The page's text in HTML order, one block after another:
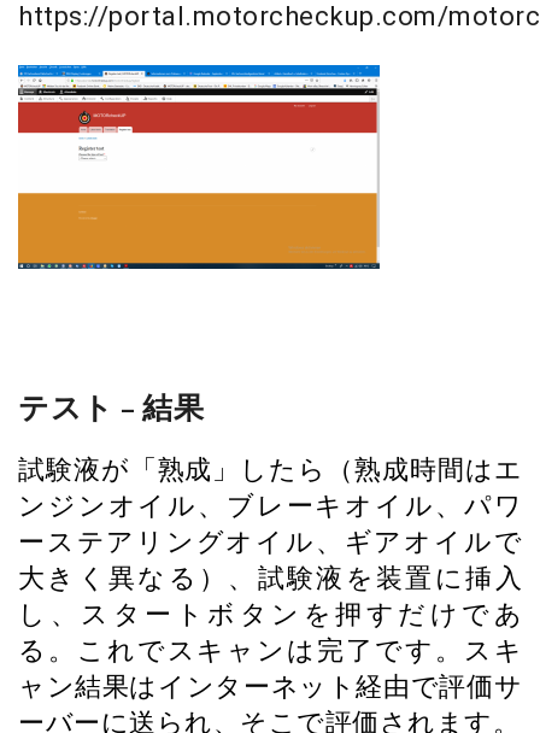
https://portal.motorcheckup.com/
テスト – 結果
試験液が「熟成」したら（熟成時間はエ
ンジンオイル、ブレーキオイル、パワ
ーステアリングオイル、ギアオイルで
大きく異なる）、試験液を装置に挿入
し、スタートボタンを押すだけであ
る。これでスキャンは完了です。スキ
ャン結果はインターネット経由で評価サ
ーバーに送られ、そこで評価されます。